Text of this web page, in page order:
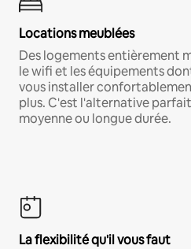
Locations meublées
Des logements entièrement
le wifi et les équipements
vous installer
plus. C'est l'alternative
moyenne ou longue durée.
La flexibilité qu'il vous faut